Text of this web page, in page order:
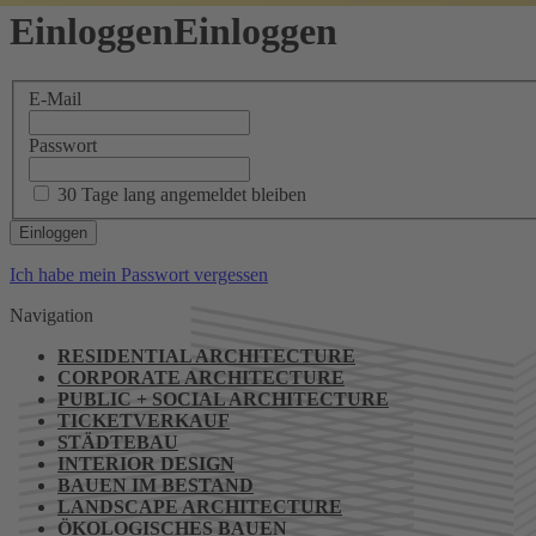
EinloggenEinloggen
E-Mail
Passwort
30 Tage lang angemeldet bleiben
Ich habe mein Passwort vergessen
Navigation
RESIDENTIAL ARCHITECTURE
CORPORATE ARCHITECTURE
PUBLIC + SOCIAL ARCHITECTURE
TICKETVERKAUF
STÄDTEBAU
INTERIOR DESIGN
BAUEN IM BESTAND
LANDSCAPE ARCHITECTURE
ÖKOLOGISCHES BAUEN